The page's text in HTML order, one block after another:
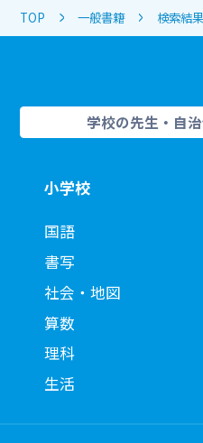
TOP 一般書籍 検索結果
学校の先生・自
小学校
国語
書写
社会・地図
算数
理科
生活